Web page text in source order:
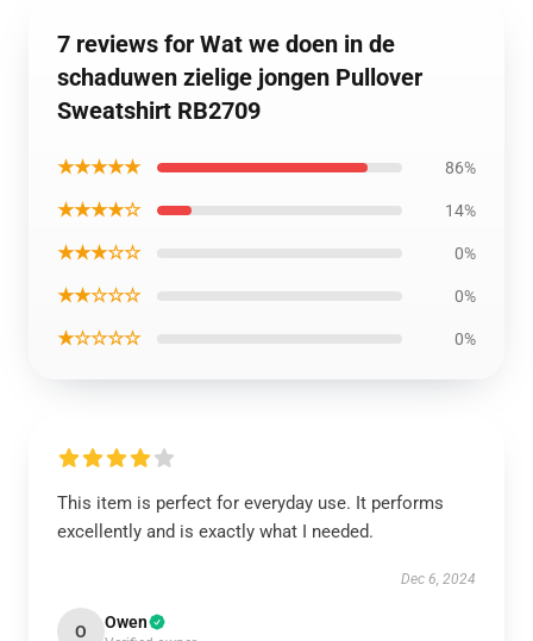
7 reviews for Wat we doen in de
schaduwen zielige jongen Pullover
Sweatshirt RB2709
★★★★★ 86%
★★★★☆ 14%
★★★☆☆ 0%
★★☆☆☆ 0%
★☆☆☆☆ 0%
This item is perfect for everyday use. It performs
excellently and is exactly what I needed.
Dec 6, 2024
O Owen